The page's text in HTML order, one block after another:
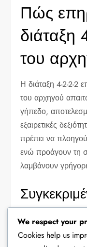
Πώς
διάταξη
του
Η διάταξη 4-2-2-2
του αρχηγού
γήπεδο,
εξαιρετικές
πρέπει να
ενώ προάγουν τη
λαμβάνουν
που
αρχηγοί
We respect your
Cookies help us